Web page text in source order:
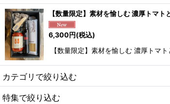
【数量限定】素材を愉しむ 濃厚トマ
6,300円(税込)
【数量限定】素材を愉しむ 濃厚ト
カテゴリで絞り込む
特集で絞り込む